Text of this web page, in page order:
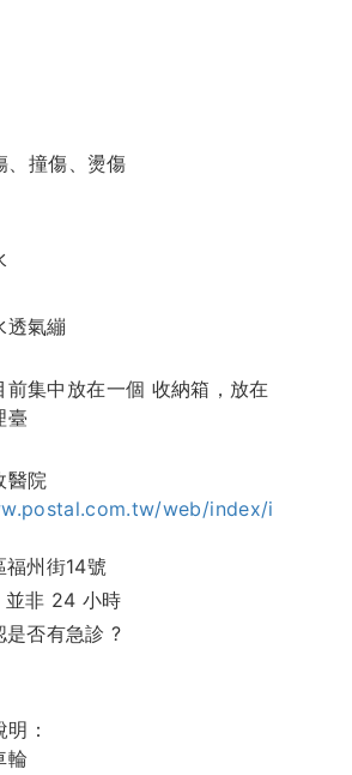
、撞傷、燙傷
透氣繃
前集中放在一個 收納箱，放在
臺
醫院
web/index/i
福州街14號
並非 24 小時
是否有急診 ?
：
輪